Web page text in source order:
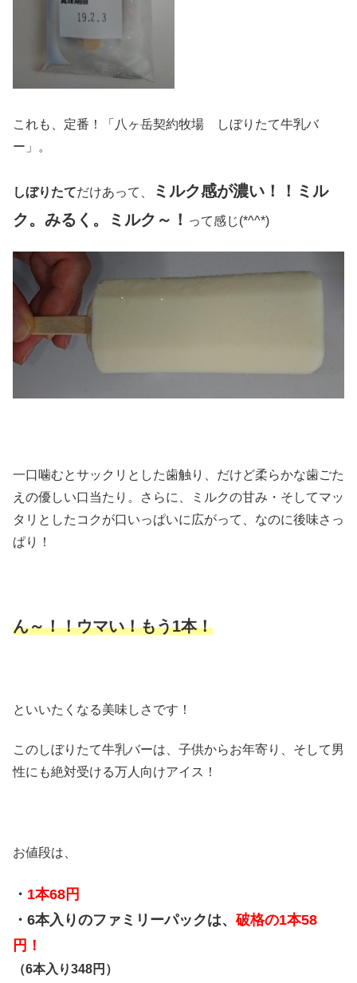
これも、定番！「八ヶ岳契約牧場 しぼりたて牛乳バ
ー」。
しぼりたてだけあって、
ミルク感が濃い！！ミル
ク。みるく。ミルク～！ って感じ(*^^*)
一口噛むとサックリとした歯触り、だけど柔らかな歯ごた
えの優しい口当たり。さらに、ミルクの甘み・そしてマッ
タリとしたコクが口いっぱいに広がって、なのに後味さっ
ぱり！
ん～！！ウマい！もう1本！
といいたくなる美味しさです！
このしぼりたて牛乳バーは、子供からお年寄り、そして男
性にも絶対受ける万人向けアイス！
お値段は、
・ 1本68円
・6本入りのファミリーパックは、破格の1本58
円！
（6本入り348円）